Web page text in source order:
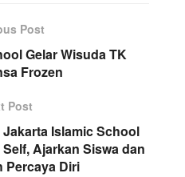
Post
Gelar Wisuda TK
Frozen
Post
Islamic School
Ajarkan Siswa dan
Percaya Diri